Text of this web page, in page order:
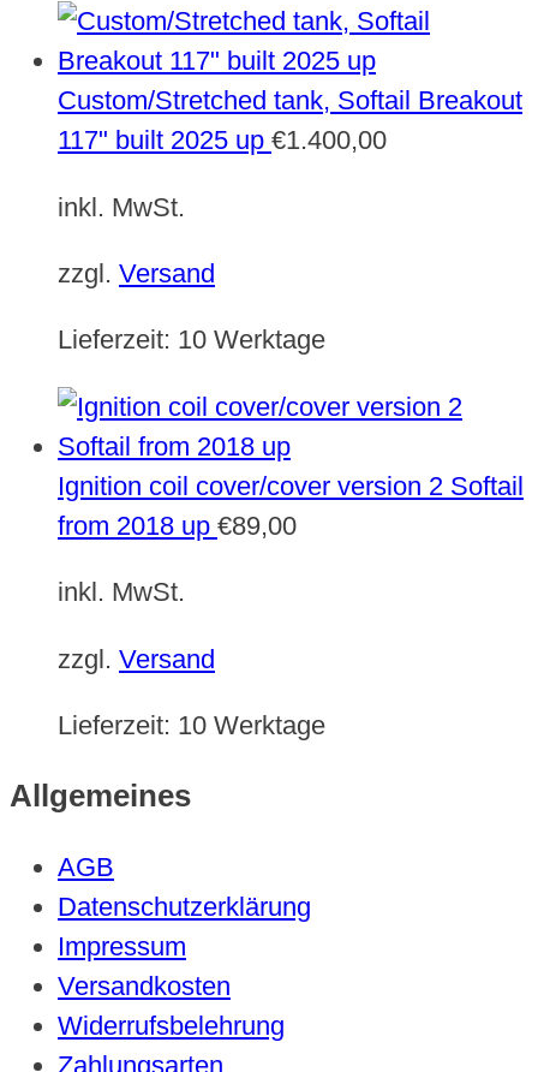
Custom/Stretched tank, Softail Breakout
117" built 2025 up €1.400,00
inkl. MwSt.
zzgl. Versand
Lieferzeit: 10 Werktage
Ignition coil cover/cover version 2 Softail
from 2018 up €89,00
inkl. MwSt.
zzgl. Versand
Lieferzeit: 10 Werktage
Allgemeines
AGB
Datenschutzerklärung
Impressum
Versandkosten
Widerrufsbelehrung
Zahlungsarten